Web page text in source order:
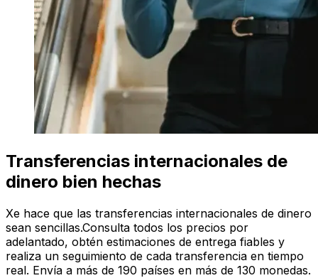
Transferencias internacionales de
dinero bien hechas
Xe hace que las transferencias internacionales de dinero
sean sencillas.Consulta todos los precios por
adelantado, obtén estimaciones de entrega fiables y
realiza un seguimiento de cada transferencia en tiempo
real. Envía a más de 190 países en más de 130 monedas.